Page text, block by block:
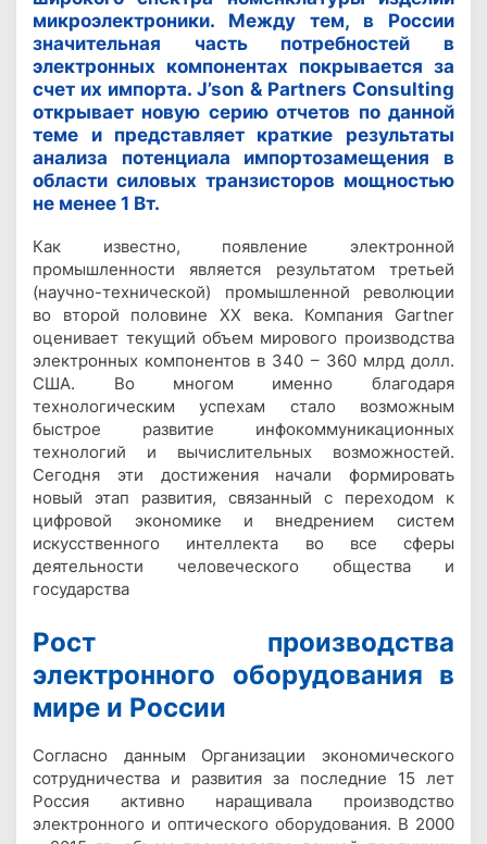
микроэлектроники. Между тем, в России
значительная часть потребностей в
электронных компонентах покрывается за
счет их импорта. J’son & Partners Consulting
открывает новую серию отчетов по данной
теме и представляет краткие результаты
анализа потенциала импортозамещения в
области силовых транзисторов мощностью
не менее 1 Вт.
Как известно, появление электронной
промышленности является результатом третьей
(научно-технической) промышленной революции
во второй половине ХХ века. Компания Gartner
оценивает текущий объем мирового производства
электронных компонентов в 340 – 360 млрд долл.
США. Во многом именно благодаря
технологическим успехам стало возможным
быстрое развитие инфокоммуникационных
технологий и вычислительных возможностей.
Сегодня эти достижения начали формировать
новый этап развития, связанный с переходом к
цифровой экономике и внедрением систем
искусственного интеллекта во все сферы
деятельности человеческого общества и
государства
Рост производства
электронного оборудования в
мире и России
Согласно данным Организации экономического
сотрудничества и развития за последние 15 лет
Россия активно наращивала производство
электронного и оптического оборудования. В 2000